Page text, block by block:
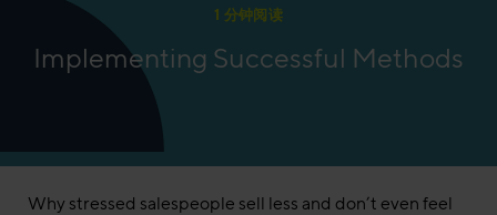
1 分钟阅读
Implementing Successful Methods
Why stressed salespeople sell less and don’t even feel